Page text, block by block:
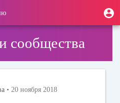
сообщества
• 20 ноября 2018